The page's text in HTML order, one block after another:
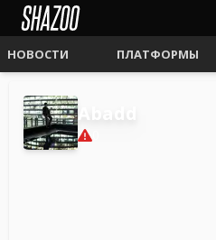
НОВОСТИ ПЛАТФОРМЫ